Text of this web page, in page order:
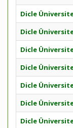
Dicle
Dicle
Dicle
Dicle
Dicle
Dicle
Dicle